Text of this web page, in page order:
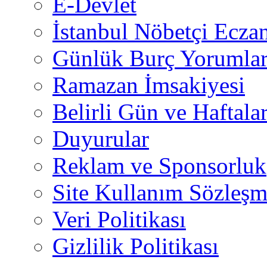
İstanbul Nöbetçi
Günlük Burç
Ramazan İmsakiyesi
Belirli Gün ve
Duyurular
Reklam ve Sponsorluk
Site Kullanım
Veri Politikası
Gizlilik Politikası